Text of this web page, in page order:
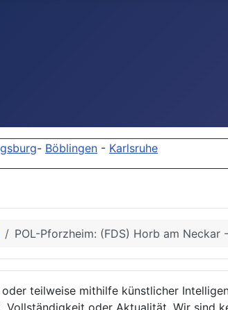
- Böblingen - Karlsruhe
POL-Pforzheim: (FDS) Horb am
teilweise mithilfe künstlicher
Vollständigkeit oder Aktualität. Wir sind